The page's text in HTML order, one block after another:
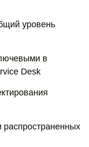
уровень
в
Desk